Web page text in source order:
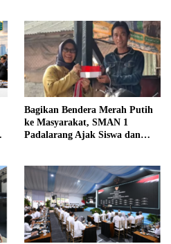
Bagikan Bendera Merah Putih
ke Masyarakat, SMAN 1
Padalarang Ajak Siswa dan